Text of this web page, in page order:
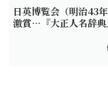
日英博覧会（明治43
激賞…『大正人名辞典